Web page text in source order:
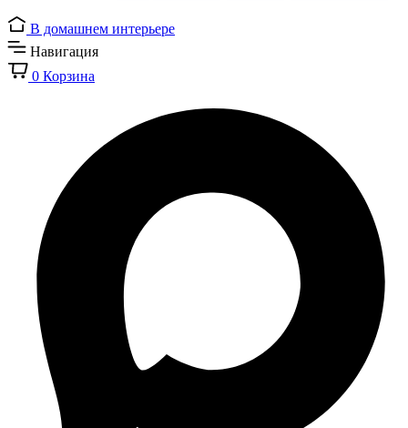
В домашнем интерьере
Навигация
0 Корзина